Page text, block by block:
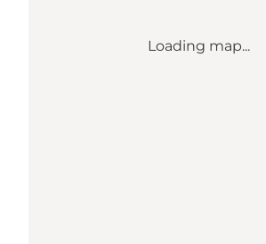
Loading map...